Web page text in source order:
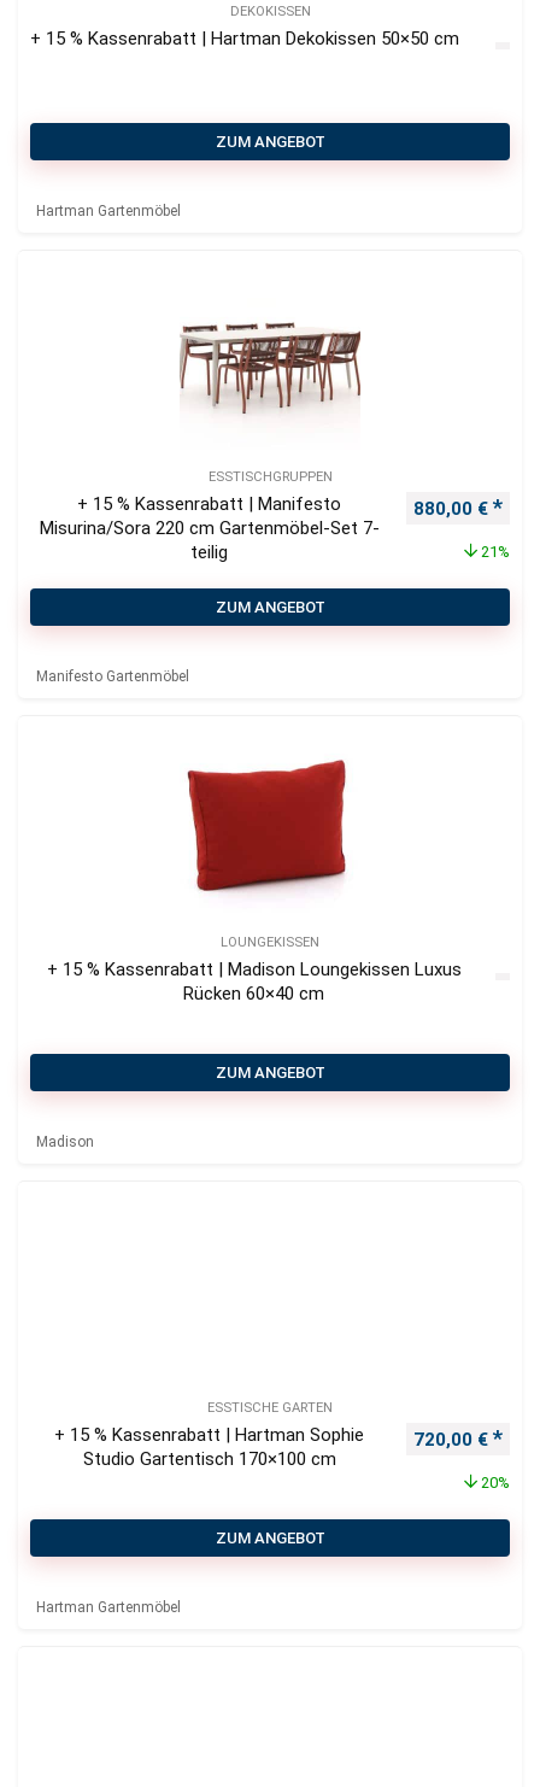
DEKOKISSEN
+ 15 % Kassenrabatt | Hartman Dekokissen 50×50 cm
ZUM ANGEBOT
Hartman Gartenmöbel
ESSTISCHGRUPPEN
+ 15 % Kassenrabatt | Manifesto
Misurina/Sora 220 cm Gartenmöbel-Set 7-
teilig
880,00 €
21%
ZUM ANGEBOT
Manifesto Gartenmöbel
LOUNGEKISSEN
+ 15 % Kassenrabatt | Madison Loungekissen Luxus
Rücken 60×40 cm
ZUM ANGEBOT
Madison
ESSTISCHE GARTEN
+ 15 % Kassenrabatt | Hartman Sophie
Studio Gartentisch 170×100 cm
720,00 €
20%
ZUM ANGEBOT
Hartman Gartenmöbel